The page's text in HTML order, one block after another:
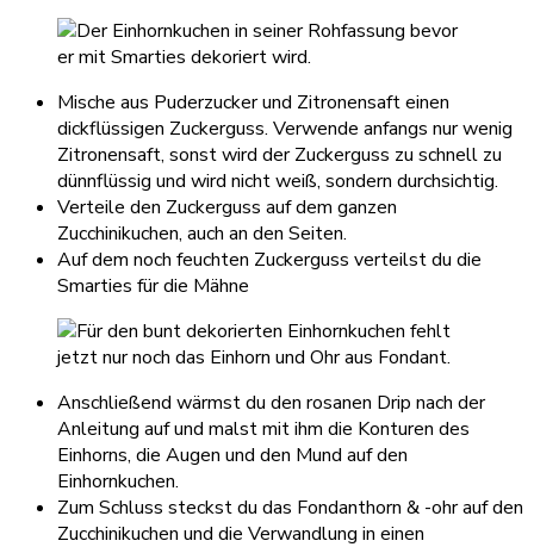
Mische aus Puderzucker und Zitronensaft einen
dickflüssigen Zuckerguss. Verwende anfangs nur wenig
Zitronensaft, sonst wird der Zuckerguss zu schnell zu
dünnflüssig und wird nicht weiß, sondern durchsichtig.
Verteile den Zuckerguss auf dem ganzen
Zucchinikuchen, auch an den Seiten.
Auf dem noch feuchten Zuckerguss verteilst du die
Smarties für die Mähne
Anschließend wärmst du den rosanen Drip nach der
Anleitung auf und malst mit ihm die Konturen des
Einhorns, die Augen und den Mund auf den
Einhornkuchen.
Zum Schluss steckst du das Fondanthorn & -ohr auf den
Zucchinikuchen und die Verwandlung in einen